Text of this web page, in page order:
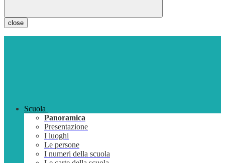
close
Scuola
Panoramica
Presentazione
I luoghi
Le persone
I numeri della scuola